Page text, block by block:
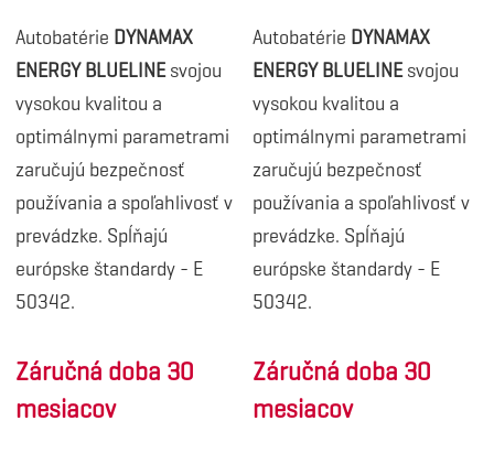
Autobatérie DYNAMAX
ENERGY BLUELINEsvojou
vysokou kvalitou a
optimálnymi parametrami
zaručujú bezpečnosť
používania a spoľahlivosť v
prevádzke. Spĺňajú
európske štandardy - E
50342.
Záručná doba 30
mesiacov
Autobatérie DYNAMAX
ENERGY BLUELINEsvojou
vysokou kvalitou a
optimálnymi parametrami
zaručujú bezpečnosť
používania a spoľahlivosť v
prevádzke. Spĺňajú
európske štandardy - E
50342.
Záručná doba 30
mesiacov